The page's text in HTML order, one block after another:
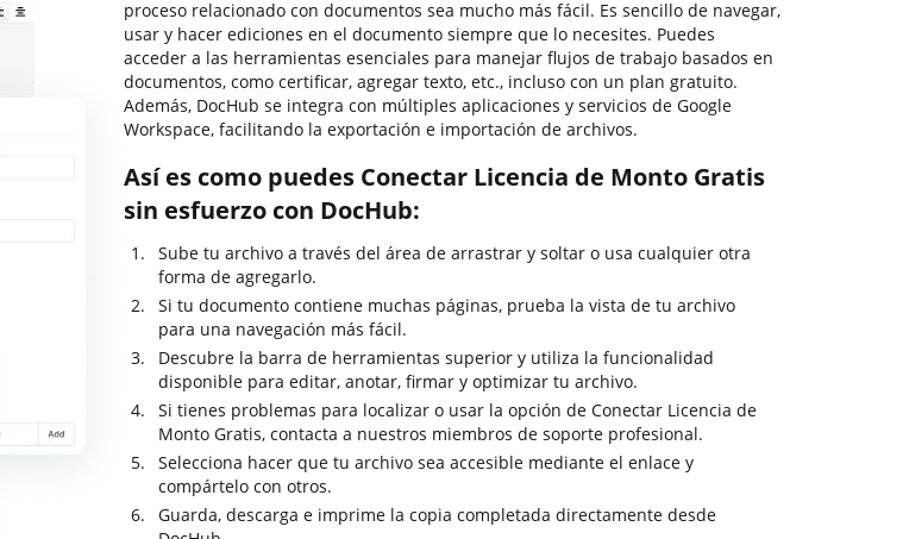
proceso relacionado con documentos sea mucho más fácil. Es sencillo de navegar,
usar y hacer ediciones en el documento siempre que lo necesites. Puedes
acceder a las herramientas esenciales para manejar flujos de trabajo basados en
documentos, como certificar, agregar texto, etc., incluso con un plan gratuito.
Además, DocHub se integra con múltiples aplicaciones y servicios de Google
Workspace, facilitando la exportación e importación de archivos.
Así es como puedes Conectar Licencia de Monto Gratis
sin esfuerzo con DocHub:
Sube tu archivo a través del área de arrastrar y soltar o usa cualquier otra
forma de agregarlo.
Si tu documento contiene muchas páginas, prueba la vista de tu archivo
para una navegación más fácil.
Descubre la barra de herramientas superior y utiliza la funcionalidad
disponible para editar, anotar, firmar y optimizar tu archivo.
Si tienes problemas para localizar o usar la opción de Conectar Licencia de
Monto Gratis, contacta a nuestros miembros de soporte profesional.
Selecciona hacer que tu archivo sea accesible mediante el enlace y
compártelo con otros.
Guarda, descarga e imprime la copia completada directamente desde